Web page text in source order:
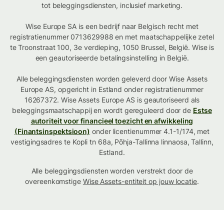
tot beleggingsdiensten, inclusief marketing.
Wise Europe SA is een bedrijf naar Belgisch recht met
registratienummer 0713629988 en met maatschappelijke zetel
te Troonstraat 100, 3e verdieping, 1050 Brussel, België. Wise is
een geautoriseerde betalingsinstelling in België.
Alle beleggingsdiensten worden geleverd door Wise Assets
Europe AS, opgericht in Estland onder registratienummer
16267372. Wise Assets Europe AS is geautoriseerd als
beleggingsmaatschappij en wordt gereguleerd door de Estse
autoriteit voor financieel toezicht en afwikkeling
(Finantsinspektsioon) onder licentienummer 4.1-1/174, met
vestigingsadres te Kopli tn 68a, Põhja-Tallinna linnaosa, Tallinn,
Estland.
Alle beleggingsdiensten worden verstrekt door de
overeenkomstige Wise Assets-entiteit op jouw locatie.